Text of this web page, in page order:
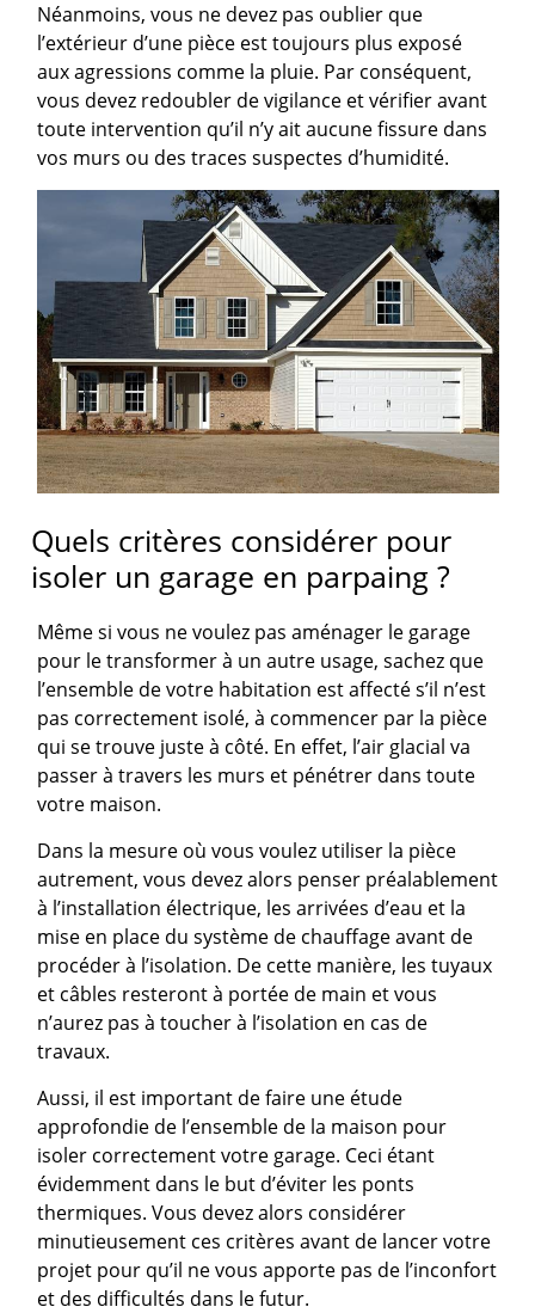
Néanmoins, vous ne devez pas oublier que
l’extérieur d’une pièce est toujours plus exposé
aux agressions comme la pluie. Par conséquent,
vous devez redoubler de vigilance et vérifier avant
toute intervention qu’il n’y ait aucune fissure dans
vos murs ou des traces suspectes d’humidité.
Quels critères considérer pour
isoler un garage en parpaing ?
Même si vous ne voulez pas aménager le garage
pour le transformer à un autre usage, sachez que
l’ensemble de votre habitation est affecté s’il n’est
pas correctement isolé, à commencer par la pièce
qui se trouve juste à côté. En effet, l’air glacial va
passer à travers les murs et pénétrer dans toute
votre maison.
Dans la mesure où vous voulez utiliser la pièce
autrement, vous devez alors penser préalablement
à l’installation électrique, les arrivées d’eau et la
mise en place du système de chauffage avant de
procéder à l’isolation. De cette manière, les tuyaux
et câbles resteront à portée de main et vous
n’aurez pas à toucher à l’isolation en cas de
travaux.
Aussi, il est important de faire une étude
approfondie de l’ensemble de la maison pour
isoler correctement votre garage. Ceci étant
évidemment dans le but d’éviter les ponts
thermiques. Vous devez alors considérer
minutieusement ces critères avant de lancer votre
projet pour qu’il ne vous apporte pas de l’inconfort
et des difficultés dans le futur.